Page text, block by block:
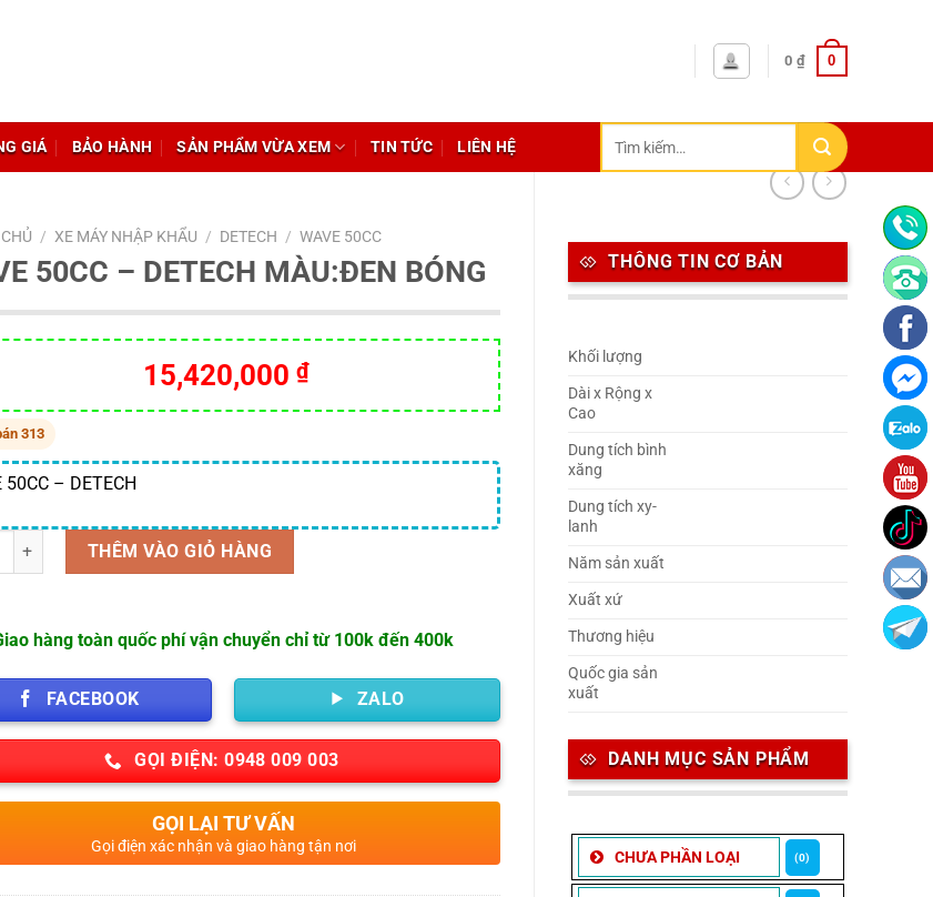
0 ₫ 0
GIÁ BẢO HÀNH SẢN PHẨM VỪA XEM TIN TỨC LIÊN HỆ
kiếm:
THÔNG TIN CƠ BẢN
Khối lượng
Dài x Rộng x
Cao
Dung tích bình
xăng
Dung tích xy-
lanh
Năm sản xuất
Xuất xứ
Thương hiệu
Quốc gia sản
xuất
DANH MỤC SẢN PHẨM
CHƯA PHẦN LOẠI (0)
/ XE MÁY NHẬP KHẨU / DETECH / WAVE 50CC
50CC – DETECH MÀU:ĐEN BÓNG
15,420,000 ₫
313
50CC – DETECH
THÊM VÀO GIỎ HÀNG
hàng toàn quốc phí vận chuyển chỉ từ 100k đến 400k
FACEBOOK ZALO
GỌI ĐIỆN: 0948 009 003
GỌI LẠI TƯ VẤN
Gọi điện xác nhận và giao hàng tận nơi